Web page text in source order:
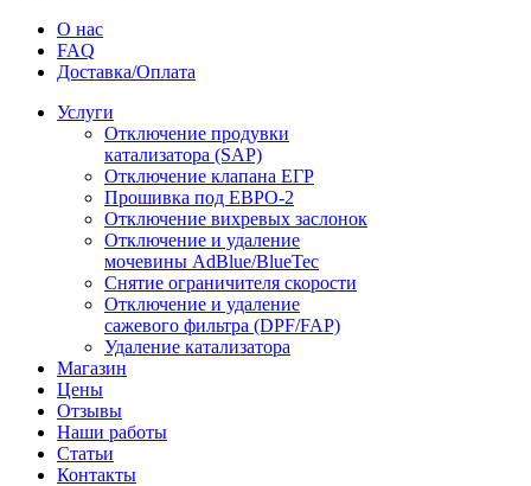
О нас
FAQ
Доставка/Оплата
Услуги
Отключение продувки
катализатора (SAP)
Отключение клапана ЕГР
Прошивка под ЕВРО-2
Отключение вихревых заслонок
Отключение и удаление
мочевины AdBlue/BlueTec
Снятие ограничителя скорости
Отключение и удаление
сажевого фильтра (DPF/FAP)
Удаление катализатора
Магазин
Цены
Отзывы
Наши работы
Статьи
Контакты